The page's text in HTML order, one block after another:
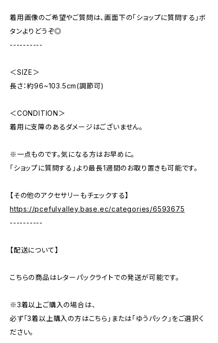
着用画像のご希望やご質問は、画面下の「ショップに質問する」ボ
タンよりどうぞ◎
----------
＜SIZE＞
長さ：約96~103.5cm(調節可)
＜CONDITION＞
着用に支障のあるダメージはございません。
※一点ものです。気になる方はお早めに。
「ショップに質問する」より最長1週間のお取り置きも可能です。
【その他のアクセサリーもチェックする】
https://pcefulvalley.base.ec/categories/6593675
----------
【配送について】
こちらの商品はレターパックライトでの発送が可能です。
※3着以上ご購入の場合は、
必ず「3着以上購入の方はこちら」または「ゆうパック」をご選択く
ださい。